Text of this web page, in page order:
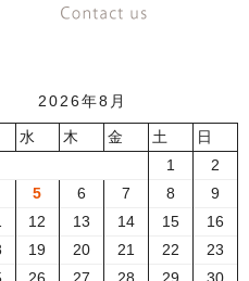
2026年8月
水 木 金 土
日
1
2
5 6 7 8
9
12 13 14 15
16
19 20 21 22
23